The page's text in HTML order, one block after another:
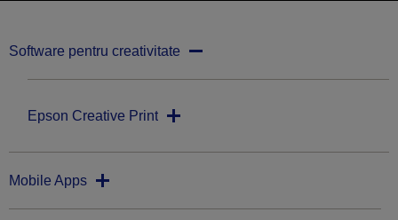
Software pentru creativitate
Epson Creative Print
Mobile Apps